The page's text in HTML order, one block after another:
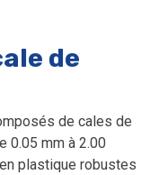
de
de cales de
0.05 mm à 2.00
plastique robustes